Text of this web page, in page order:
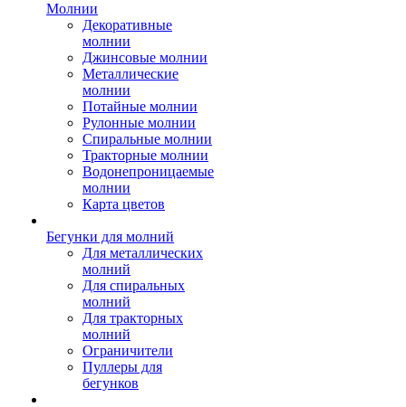
Молнии
Декоративные
молнии
Джинсовые молнии
Металлические
молнии
Потайные молнии
Рулонные молнии
Спиральные молнии
Тракторные молнии
Водонепроницаемые
молнии
Карта цветов
Бегунки для молний
Для металлических
молний
Для спиральных
молний
Для тракторных
молний
Ограничители
Пуллеры для
бегунков